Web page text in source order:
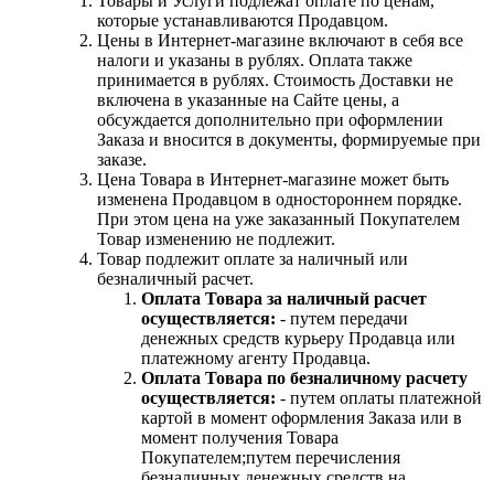
которые устанавливаются Продавцом.
Цены в Интернет-магазине включают в себя все
налоги и указаны в рублях. Оплата также
принимается в рублях. Стоимость Доставки не
включена в указанные на Сайте цены, а
обсуждается дополнительно при оформлении
Заказа и вносится в документы, формируемые при
заказе.
Цена Товара в Интернет-магазине может быть
изменена Продавцом в одностороннем порядке.
При этом цена на уже заказанный Покупателем
Товар изменению не подлежит.
Товар подлежит оплате за наличный или
безналичный расчет.
Оплата Товара за наличный расчет
осуществляется: - путем передачи
денежных средств курьеру Продавца или
платежному агенту Продавца.
Оплата Товара по безналичному расчету
осуществляется: - путем оплаты платежной
картой в момент оформления Заказа или в
момент получения Товара
Покупателем;путем перечисления